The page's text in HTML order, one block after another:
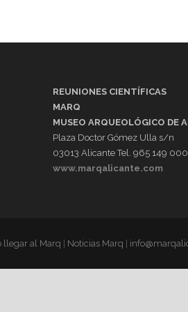
REUNIONES CIENTÍFICAS
MARQ
MUSEO ARQUEOLÓGICO DE
Plaza Doctor Gómez Ulla s/n
03013 Alicante Tel. 965 149 000
www.marqalicante.com
llegar al Marq | Noticias Marq |